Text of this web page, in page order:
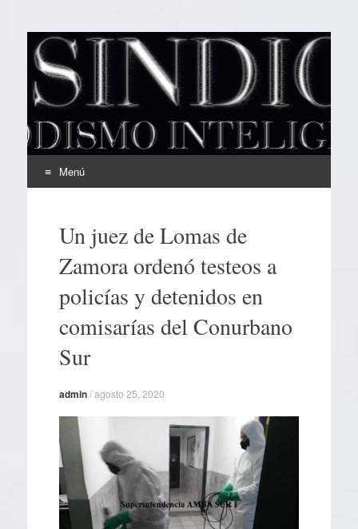
EL SINDICAL
Periodismo Inteligente
Menú
contenidoUn juez de Lomas de
Zamora ordenó testeos a
policías y detenidos en
comisarías del Conurbano
Sur
admin/agosto 25, 2020